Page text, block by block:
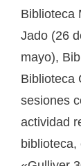
Biblioteca
Jado (26
mayo),
Biblioteca
sesiones
actividad
biblioteca,